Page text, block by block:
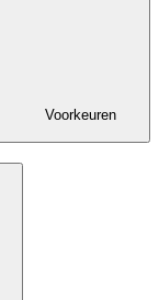
Voorkeuren